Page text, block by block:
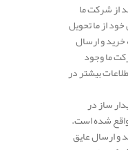
از شرکت ما
از ما تحویل
و ارسال
ما وجود
بیشتر در
ساز در
شده است.
و ارسال عایق